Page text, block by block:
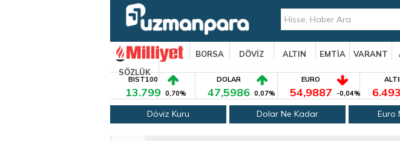
BORSA DÖVİZ ALTIN EMTİA VARANT
SÖZLÜK
BIST100
13.799 0,70%
DOLAR
47,5986 0,07%
EURO
54,9887 -0,04%
Döviz Kuru Dolar Ne Kadar Euro